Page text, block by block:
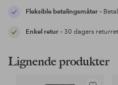
Fleksible betalingsmåter–
Enkel retur– 30 dagers
Lignende produkter